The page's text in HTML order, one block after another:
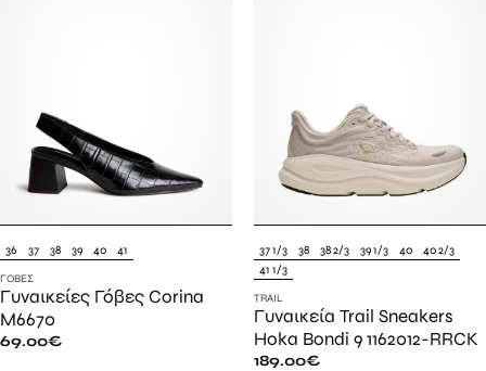
36 37 38 39 40 41
ΓΌΒΕΣ
Γυναικείες Γόβες Corina
M6670
69.00€
37 1/3 38 38 2/3 39 1/3 40
40 2/3
41 1/3
TRAIL
Γυναικεία Trail Sneakers
Hoka Bondi 9 1162012-RRCK
189.00€